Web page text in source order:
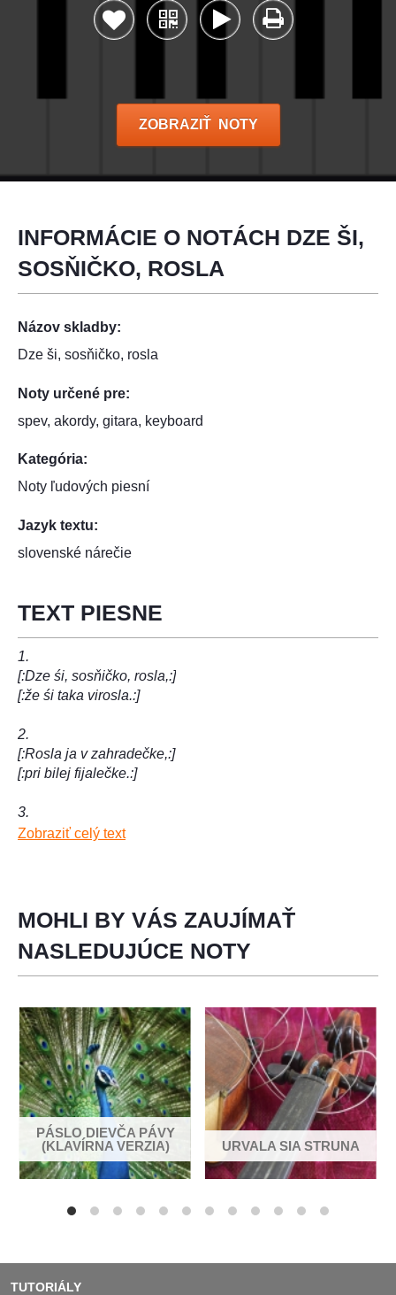
ZOBRAZIŤ NOTY
INFORMÁCIE O NOTÁCH DZE ŠI,
SOSŇIČKO, ROSLA
Názov skladby:
Dze ši, sosňičko, rosla
Noty určené pre:
spev, akordy, gitara, keyboard
Kategória:
Noty ľudových piesní
Jazyk textu:
slovenské nárečie
TEXT PIESNE
1.
[:Dze śi, sosňičko, rosla,:]
[:že śi taka virosla.:]
2.
[:Rosla ja v zahradečke,:]
[:pri bilej fijalečke.:]
3.
[:Rosa na mňe padala,:]
Zobraziť celý text
MOHLI BY VÁS ZAUJÍMAŤ
NASLEDUJÚCE NOTY
PÁSLO DIEVČA PÁVY
(KLAVÍRNA VERZIA)
URVALA SIA STRUNA
TUTORIÁLY